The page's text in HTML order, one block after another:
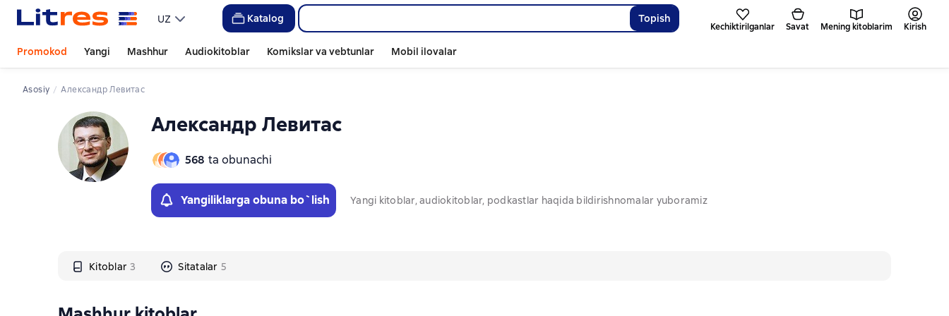
UZ Katalog Topish
Kechiktirilganlar Savat Mening kitoblarim Kirish
Promokod Yangi Mashhur Audiokitoblar Komikslar va vebtunlar Mobil ilovalar
Asosiy Александр Левитас
Александр Левитас
568 ta obunachi
Yangiliklarga obuna bo`lish Yangi kitoblar, audiokitoblar, podkastlar haqida bildirishnomalar yuboramiz
Kitoblar 3 Sitatalar 5
Слайдер с книгами